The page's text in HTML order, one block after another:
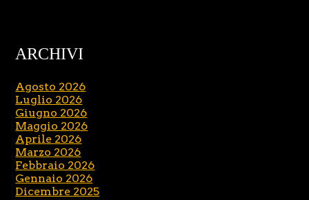
ARCHIVI
Agosto 2026
Luglio 2026
Giugno 2026
Maggio 2026
Aprile 2026
Marzo 2026
Febbraio 2026
Gennaio 2026
Dicembre 2025